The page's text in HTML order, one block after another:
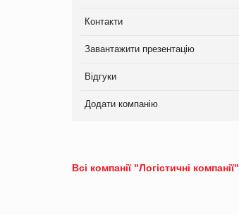
Контакти
Завантажити презентацію
Відгуки
Додати компанію
Всі компанії "Логістичні компанії"